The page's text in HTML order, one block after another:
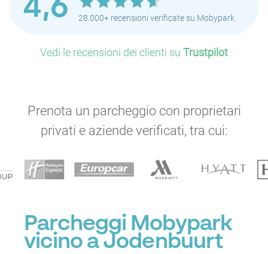
4,6 28.000+ recensioni verificate su Mobypark
Vedi le recensioni dei clienti su Trustpilot
Prenota un parcheggio con proprietari
privati e aziende verificati, tra cui:
Parcheggi Mobypark
vicino a Jodenbuurt
P
P
P
P
P
P
P